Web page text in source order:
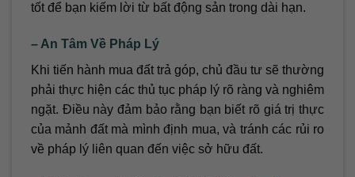
tốt để bạn kiếm lời từ bất động sản trong dài hạn.
– An Tâm Về Pháp Lý
Khi tiến hành mua đất trả góp, chủ đầu tư sẽ thường
phải thực hiện các thủ tục pháp lý rõ ràng và nghiêm
ngặt. Điều này đảm bảo rằng bạn biết rõ giá trị thực
của mảnh đất mà mình định mua, và tránh các rủi ro
về pháp lý liên quan đến việc sở hữu đất.